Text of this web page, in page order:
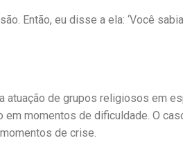
Então, eu disse a ela: ‘Você
atuação de grupos religiosos em
momentos de dificuldade. O
de crise.